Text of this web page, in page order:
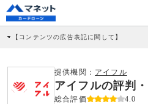
【コンテンツの広告表記に関して】
社に対して企業から紹介報酬が支払われると
商品を根拠なくPRするものではなく、当編
どに基づき、公平性を担保した情報提供を行
>提携企業一覧
提供機関： アイフル
アイフルの評判
総合評価 4.0